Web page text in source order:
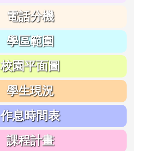
電話分機
學區範圍
校園平面圖
學生現況
作息時間表
課程計畫